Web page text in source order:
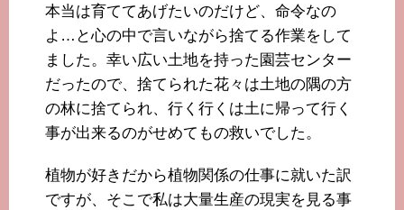
本当は育ててあげたいのだけど、命令なの
よ…と心の中で言いながら捨てる作業をして
ました。幸い広い土地を持った園芸センター
だったので、捨てられた花々は土地の隅の方
の林に捨てられ、行く行くは土に帰って行く
事が出来るのがせめてもの救いでした。
植物が好きだから植物関係の仕事に就いた訳
ですが、そこで私は大量生産の現実を見る事